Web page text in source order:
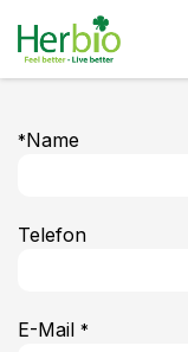
Zum Inhalt springen
*Name
Telefon
E-Mail *